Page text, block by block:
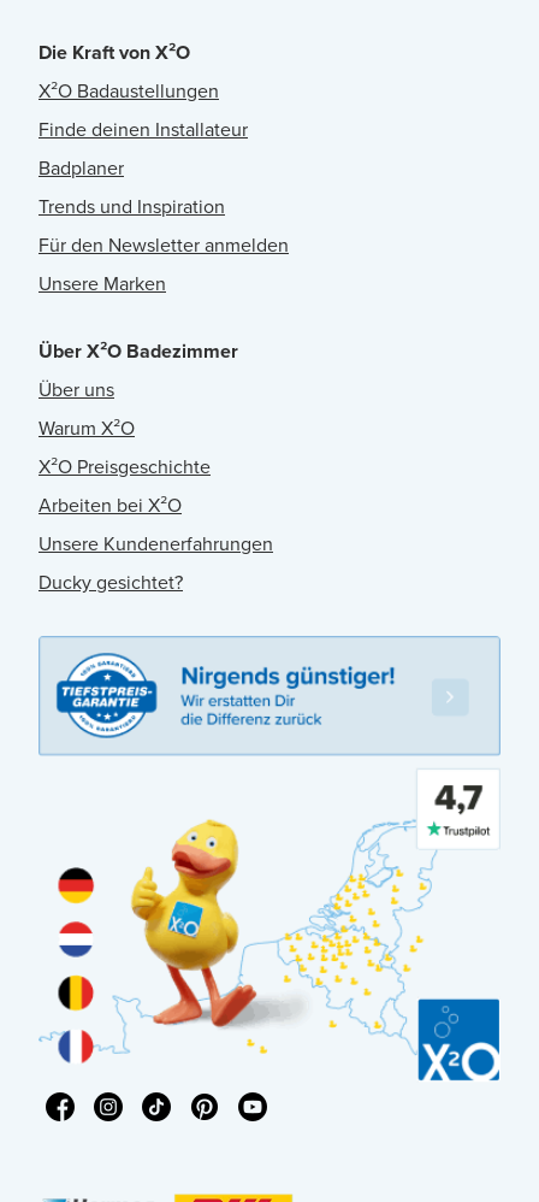
Die Kraft von X²O
X²O Badaustellungen
Finde deinen Installateur
Badplaner
Trends und Inspiration
Für den Newsletter anmelden
Unsere Marken
Über X²O Badezimmer
Über uns
Warum X²O
X²O Preisgeschichte
Arbeiten bei X²O
Unsere Kundenerfahrungen
Ducky gesichtet?